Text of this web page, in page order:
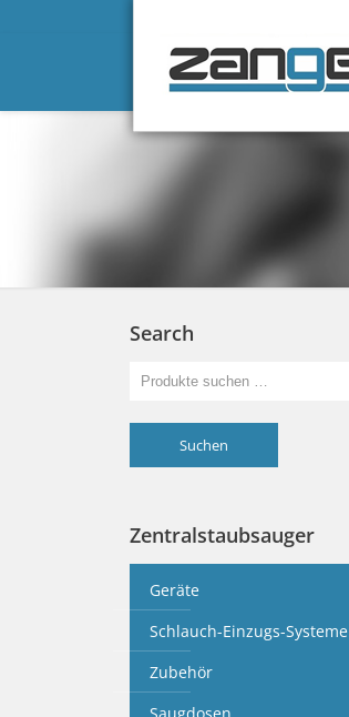
Search
Suchen
Zentralstaubsauger
Geräte
Schlauch-Einzugs-Systeme
Zubehör